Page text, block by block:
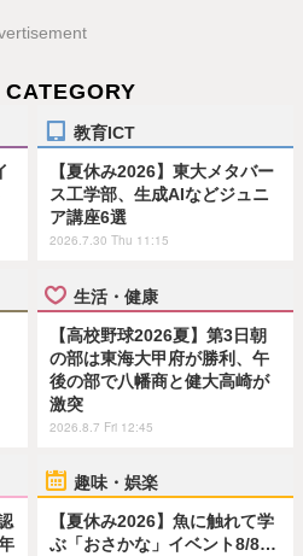
CATEGORY
教育ICT
【夏休み2026】東大メタバー
ス工学部、生成AIなどジュニ
ア講座6選
2026.7.30 Thu 11:15
生活・健康
【高校野球2026夏】第3日朝
の部は東海大甲府が勝利、午
後の部で八幡商と健大高崎が
激突
2026.8.7 Fri 12:45
趣味・娯楽
【夏休み2026】魚に触れて学
ぶ「おさかな」イベント8/8…